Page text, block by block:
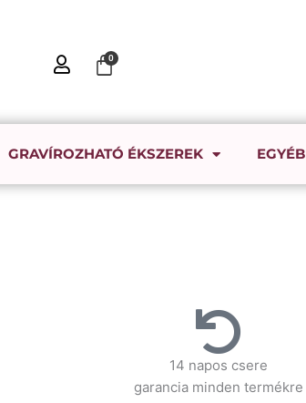
0
Kosár
GRAVÍROZHATÓ ÉKSZEREK EGYÉB
14 napos csere
garancia minden termékre